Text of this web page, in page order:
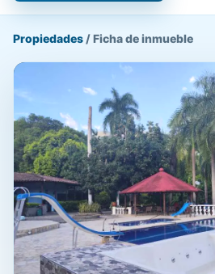
Propiedades /Ficha de inmueble